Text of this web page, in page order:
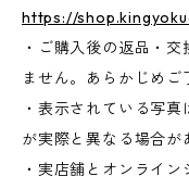
https://
・ご購入後の返品・
ません。あらかじめご
・表示されている写
が実際と異なる場合が
・実店舗とオンライ